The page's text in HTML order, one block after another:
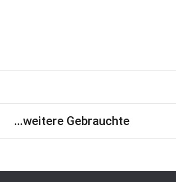
...weitere Gebrauchte